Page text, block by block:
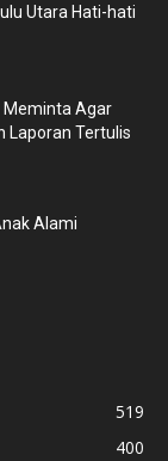
Utara Hati-hati
Meminta Agar
Laporan Tertulis
Alami
519
400